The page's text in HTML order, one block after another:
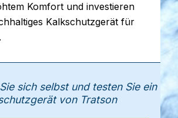
Komfort und investieren
Kalkschutzgerät für
sich selbst und testen Sie ein
von Tratson